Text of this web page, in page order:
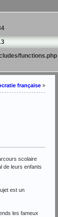
functions.php
française »
scolaire
de leurs enfants
est un
les fameux